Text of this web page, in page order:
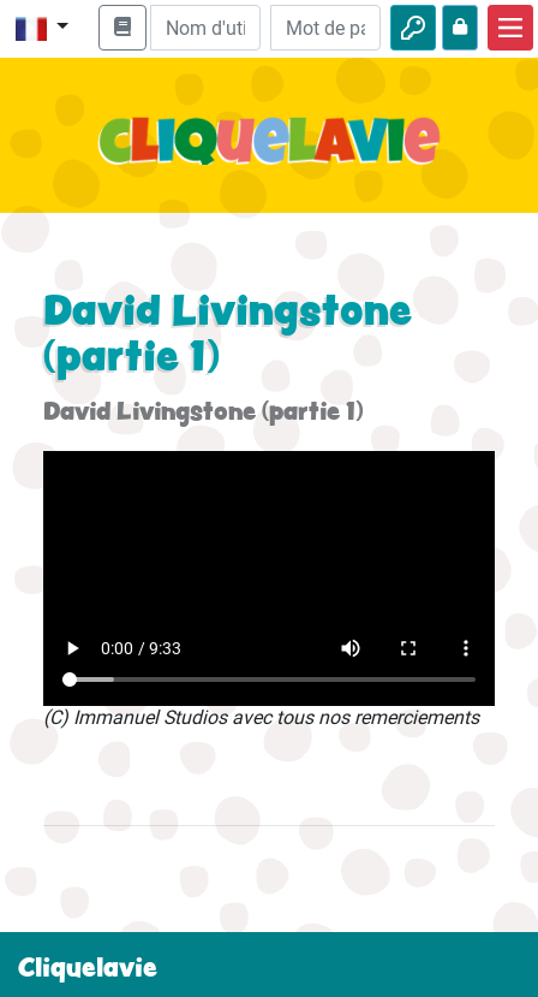
Enseignement biblique
Aventures
David Livingstone
(partie 1)
David Livingstone (partie 1)
(C) Immanuel Studios avec tous nos remerciements
Cliquelavie